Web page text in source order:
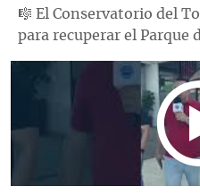
🎼 El Conservatorio del
para recuperar el Parque